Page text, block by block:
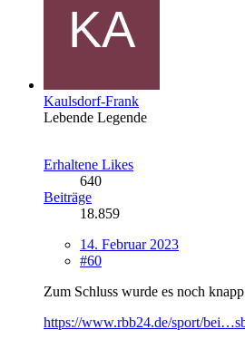
Kaulsdorf-Frank
Lebende Legende
Erhaltene Likes
640
Beiträge
18.859
14. Februar 2023
#60
Zum Schluss wurde es noch
https://www.rbb24.de/sport/